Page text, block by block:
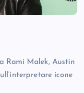
Rami Malek, Austin
icone